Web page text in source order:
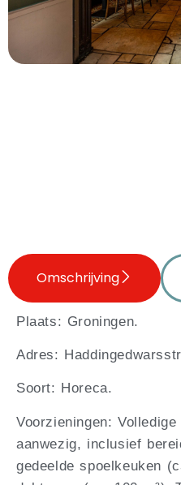
Omschrijving
Plaats: Groningen.
Adres:
Soort: Horeca.
Voorzieningen:
aanwezig, inclusief
gedeelde spoelkeuken